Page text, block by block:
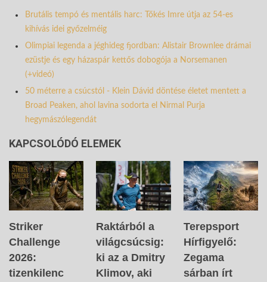
Brutális tempó és mentális harc: Tőkés Imre útja az 54-es
kihívás idei győzelméig
Olimpiai legenda a jéghideg fjordban: Alistair Brownlee drámai
ezüstje és egy házaspár kettős dobogója a Norsemanen
(+videó)
50 méterre a csúcstól - Klein Dávid döntése életet mentett a
Broad Peaken, ahol lavina sodorta el Nirmal Purja
hegymászólegendát
KAPCSOLÓDÓ ELEMEK
Striker
Challenge
2026:
tizenkilenc
Raktárból a
világcsúcsig:
ki az a Dmitry
Klimov, aki
Terepsport
Hírfigyelő:
Zegama
sárban írt